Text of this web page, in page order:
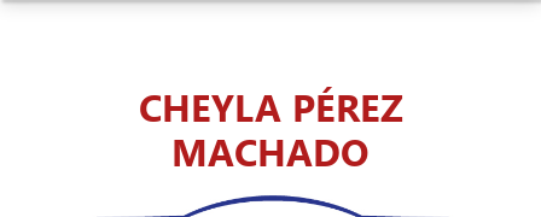
CHEYLA PÉREZ
MACHADO